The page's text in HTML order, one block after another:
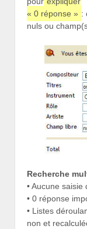
« 0 réponse » :
nuls ou
Recherche
• Aucune
• 0 réponse
• Listes
non et